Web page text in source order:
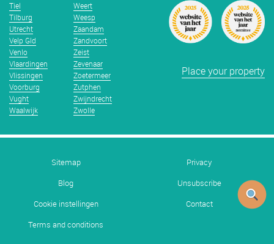
Tiel
Tilburg
Utrecht
Velp Gld
Venlo
Vlaardingen
Vlissingen
Voorburg
Vught
Waalwijk
Weert
Weesp
Zaandam
Zandvoort
Zeist
Zevenaar
Zoetermeer
Zutphen
Zwijndrecht
Zwolle
Place your property
Sitemap
Privacy
Blog
Unsubscribe
Cookie instellingen
Contact
Terms and conditions